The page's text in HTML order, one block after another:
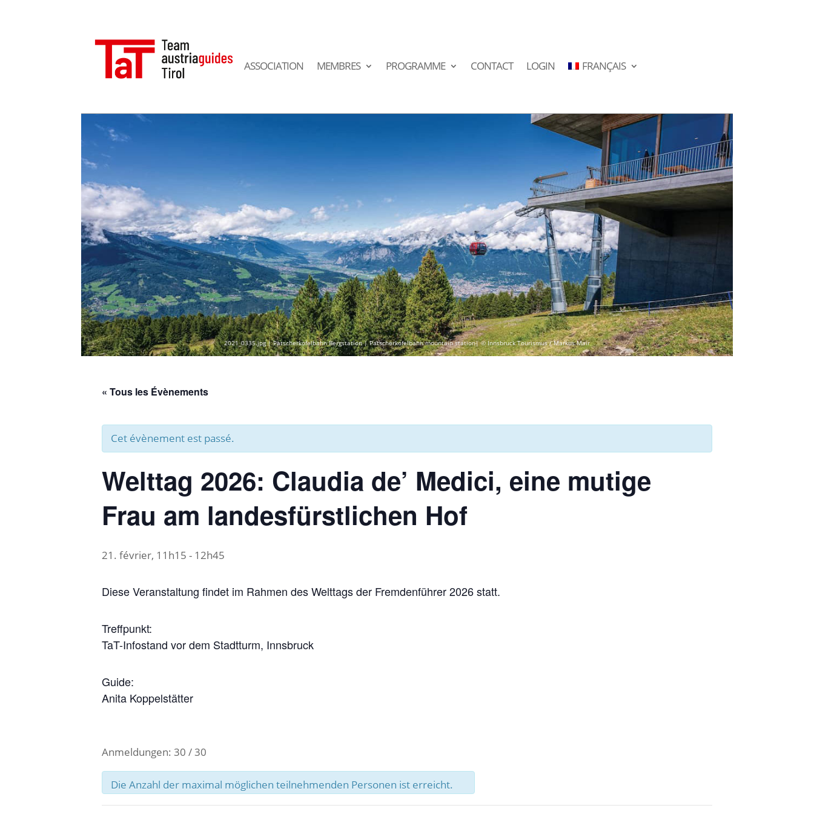
ASSOCIATION MEMBRES PROGRAMME CONTACT LOGIN FRANÇAIS
2021_0335.jpg | Patscherkofelbahn Bergstation | Patscherkofelbahn mountain station| © Innsbruck Tourismus / Markus Mair
« Tous les Évènements
Cet évènement est passé.
Welttag 2026: Claudia de’ Medici, eine mutige
Frau am landesfürstlichen Hof
21. février, 11h15 - 12h45
Diese Veranstaltung findet im Rahmen des Welttags der Fremdenführer 2026 statt.
Treffpunkt:
TaT-Infostand vor dem Stadtturm, Innsbruck
Guide:
Anita Koppelstätter
Anmeldungen: 30 / 30
Die Anzahl der maximal möglichen teilnehmenden Personen ist erreicht.